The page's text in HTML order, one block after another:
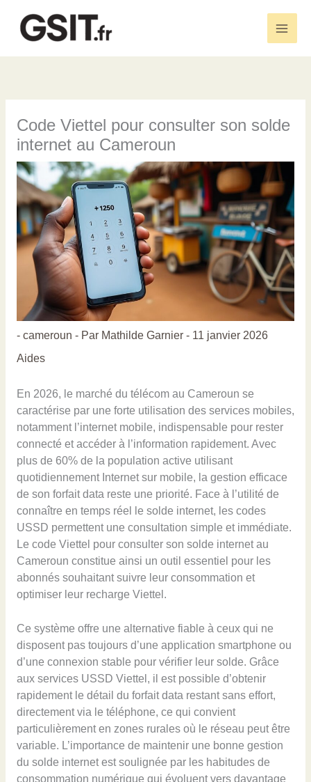
contenu
Main
Code Viettel pour consulter son solde
internet au Cameroun
- cameroun - Par Mathilde Garnier - 11 janvier 2026
Aides
En 2026, le marché du télécom au Cameroun se
caractérise par une forte utilisation des services mobiles,
notamment l’internet mobile, indispensable pour rester
connecté et accéder à l’information rapidement. Avec
plus de 60% de la population active utilisant
quotidiennement Internet sur mobile, la gestion efficace
de son forfait data reste une priorité. Face à l’utilité de
connaître en temps réel le solde internet, les codes
USSD permettent une consultation simple et immédiate.
Le code Viettel pour consulter son solde internet au
Cameroun constitue ainsi un outil essentiel pour les
abonnés souhaitant suivre leur consommation et
optimiser leur recharge Viettel.
Ce système offre une alternative fiable à ceux qui ne
disposent pas toujours d’une application smartphone ou
d’une connexion stable pour vérifier leur solde. Grâce
aux services USSD Viettel, il est possible d’obtenir
rapidement le détail du forfait data restant sans effort,
directement via le téléphone, ce qui convient
particulièrement en zones rurales où le réseau peut être
variable. L’importance de maintenir une bonne gestion
du solde internet est soulignée par les habitudes de
consommation numérique qui évoluent vers davantage